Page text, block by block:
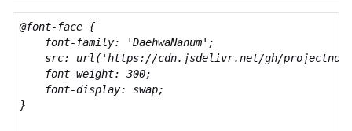
@font-face {
    font-family: 'DaehwaNanum';
src: url('https://cdn.jsdelivr.net/gh/
    font-weight: 300;
    font-display: swap;
}